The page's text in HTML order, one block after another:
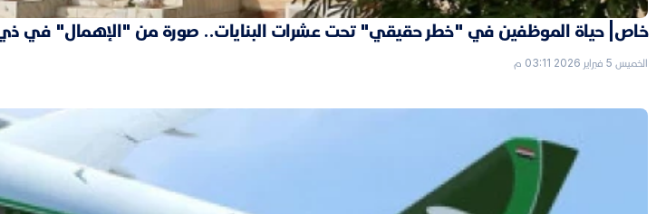
خاص| حياة الموظفين في "خطر حقيقي" تحت عشرات البنايات.. صورة من "الإهمال" في
الخميس 5 فبراير 2026 03:11 م